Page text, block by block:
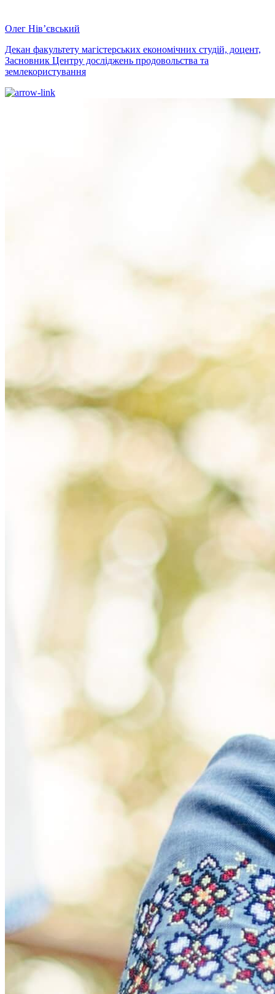
Олег Нів’євський
Декан факультету магістерських економічних студій, доцент,
Засновник Центру досліджень продовольства та
землекористування